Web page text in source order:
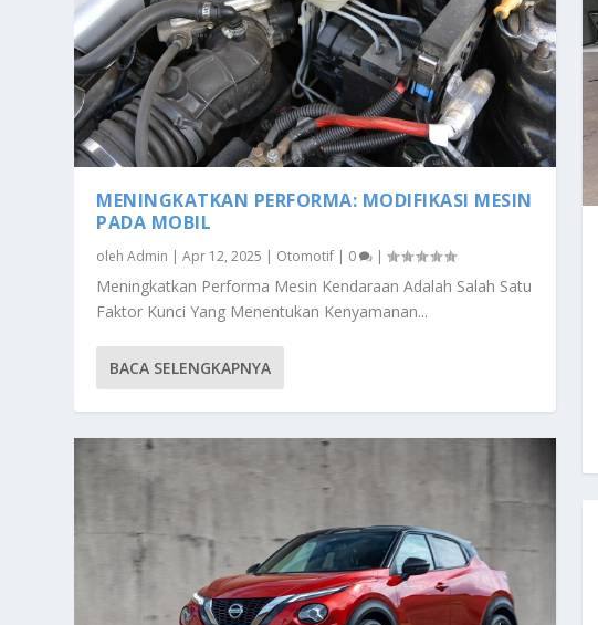
MENINGKATKAN PERFORMA: MODIFIKASI MESIN
PADA MOBIL
olehAdmin |Apr 12, 2025 | Otomotif | 0 |
Meningkatkan Performa Mesin Kendaraan Adalah Salah Satu
Faktor Kunci Yang Menentukan Kenyamanan...
BACA SELENGKAPNYA